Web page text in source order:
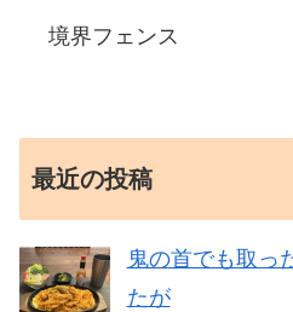
境界フェンス
最近の投稿
鬼の首でも取っ
たが